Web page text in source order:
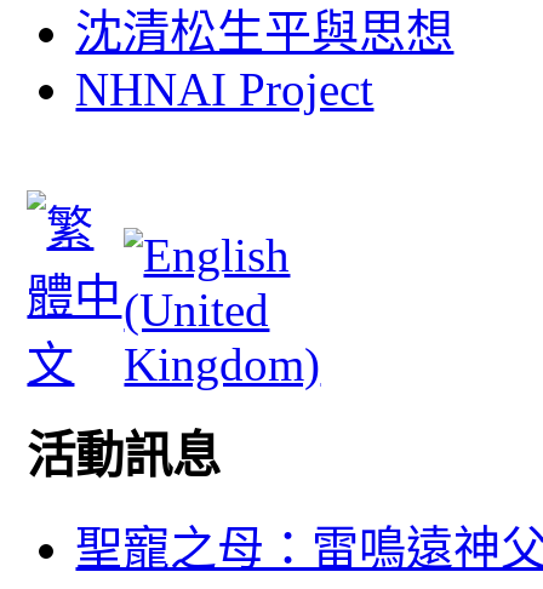
沈清松生平與思想
NHNAI Project
活動訊息
聖寵之母：雷鳴遠神